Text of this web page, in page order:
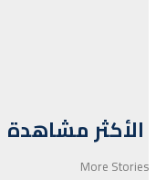
الأكثر مشاهدة
More Stories